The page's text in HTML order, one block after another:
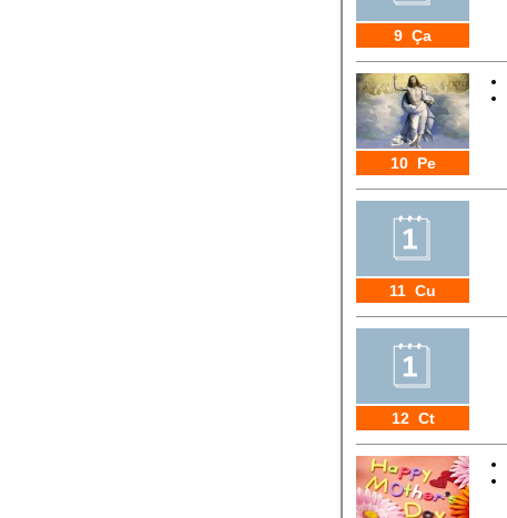
9 Ça
10 Pe
11 Cu
12 Ct